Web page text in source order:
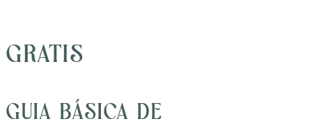
GRATIS
GUIA BÁSICA DE